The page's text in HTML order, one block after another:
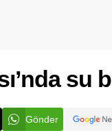
su
Gönder